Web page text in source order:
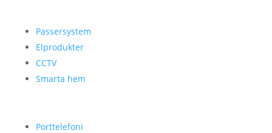
Passersystem
Elprodukter
CCTV
Smarta hem
Porttelefoni